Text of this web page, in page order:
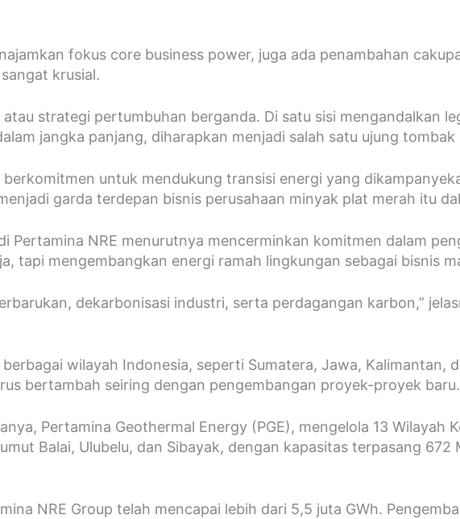
fokus core business power, juga ada penambahan
krusial.
strategi pertumbuhan berganda. Di satu sisi mengandalkan
jangka panjang, diharapkan menjadi salah satu ujung tombak
untuk mendukung transisi energi yang
garda terdepan bisnis perusahaan minyak plat merah itu
Pertamina NRE menurutnya mencerminkan komitmen dalam
tapi mengembangkan energi ramah lingkungan sebagai bisnis
dekarbonisasi industri, serta perdagangan karbon,”
wilayah Indonesia, seperti Sumatera, Jawa, Kalimantan,
bertambah seiring dengan pengembangan proyek-proyek baru.
Pertamina Geothermal Energy (PGE), mengelola 13 Wilayah
Balai, Ulubelu, dan Sibayak, dengan kapasitas terpasang
NRE Group telah mencapai lebih dari 5,5 juta GWh.